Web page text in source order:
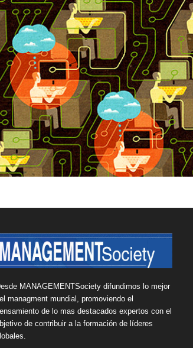
MANAGEMENTSociety difundimos lo mejor
managment mundial, promoviendo el
de lo mas destacados expertos con el
de contribuir a la formación de líderes